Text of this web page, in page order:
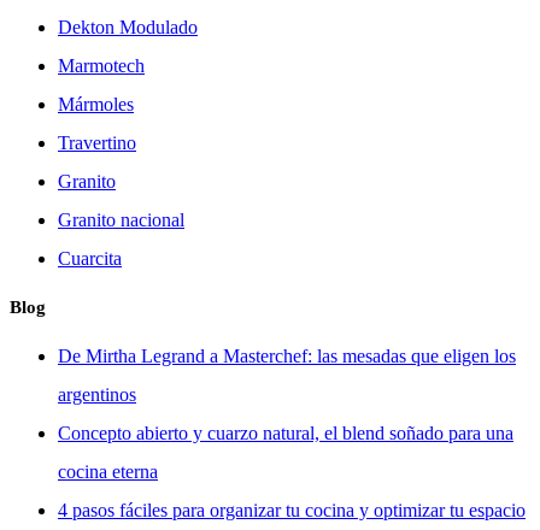
Dekton Modulado
Marmotech
Mármoles
Travertino
Granito
Granito nacional
Cuarcita
Blog
De Mirtha Legrand a Masterchef: las mesadas que eligen los
argentinos
Concepto abierto y cuarzo natural, el blend soñado para una
cocina eterna
4 pasos fáciles para organizar tu cocina y optimizar tu espacio